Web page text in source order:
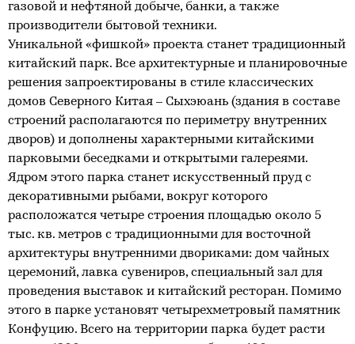
газовой и нефтяной добыче, банки, а также
производители бытовой техники.
Уникальной «фишкой» проекта станет традиционный
китайский парк. Все архитектурные и планировочные
решения запроектированы в стиле классических
домов Северного Китая – Сыхэюань (здания в составе
строений располагаются по периметру внутренних
дворов) и дополнены характерными китайскими
парковыми беседками и открытыми галереями.
Ядром этого парка станет искусственный пруд с
декоративными рыбами, вокруг которого
расположатся четыре строения площадью около 5
тыс. кв. метров с традиционными для восточной
архитектуры внутренними двориками: дом чайных
церемоний, лавка сувениров, специальный зал для
проведения выставок и китайский ресторан. Помимо
этого в парке установят четырехметровый памятник
Конфуцию. Всего на территории парка будет расти